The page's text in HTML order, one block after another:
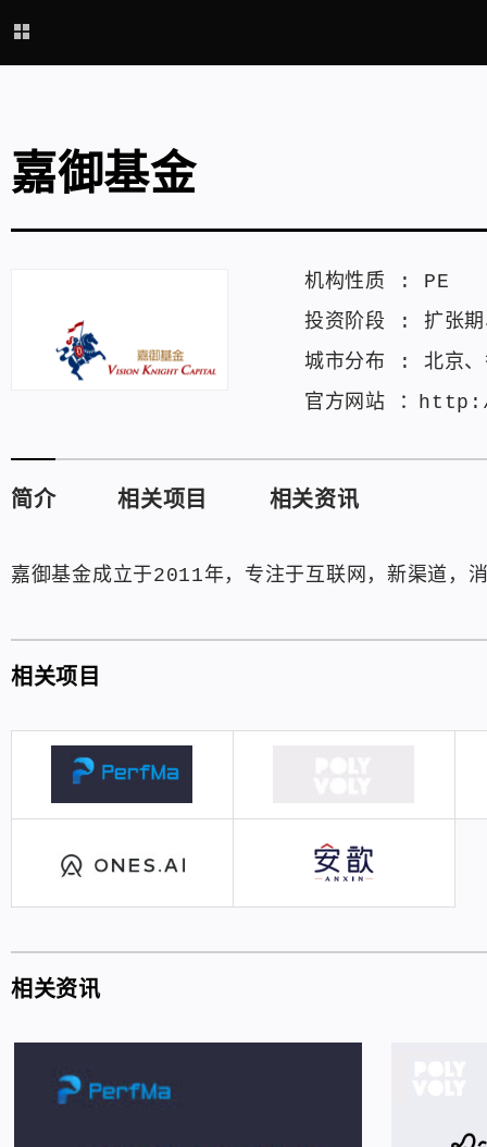
嘉御基金
机构性质 : PE
投资阶段 : 扩张期
城市分布 : 北京、
官方网站 ：
简介 相关项目 相关资讯
嘉御基金成立于2011年，专注于互联网，新渠道，
相关项目
相关资讯